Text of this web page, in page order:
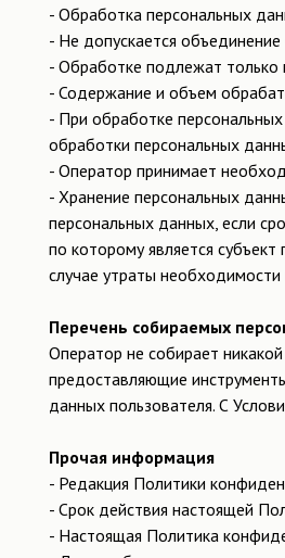
- Обработка персональных
- Не допускается
- Обработке подлежат только
- Содержание и объем
- При обработке
обработки персональных
- Оператор принимает
- Хранение персональных
персональных данных, если
по которому является
случае утраты
Перечень собираемых
Оператор не собирает
предоставляющие
данных пользователя. С
Прочая информация
- Редакция Политики
- Срок действия настоящей
- Настоящая Политика